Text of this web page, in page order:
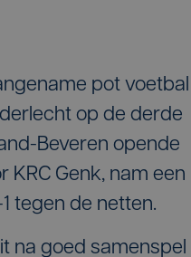
pot voetbal
op de derde
Beveren opende
Genk, nam een
tegen de netten.
na goed samenspel